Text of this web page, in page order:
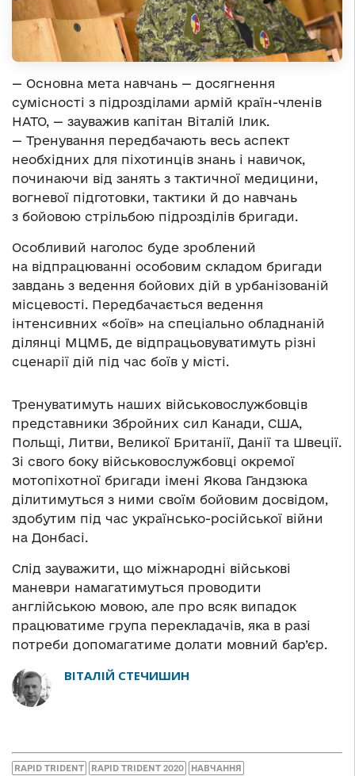
— Основна мета навчань — досягнення
сумісності з підрозділами армій країн-членів
НАТО, — зауважив капітан Віталій Ілик.
— Тренування передбачають весь аспект
необхідних для піхотинців знань і навичок,
починаючи від занять з тактичної медицини,
вогневої підготовки, тактики й до навчань
з бойовою стрільбою підрозділів бригади.
Особливий наголос буде зроблений
на відпрацюванні особовим складом бригади
завдань з ведення бойових дій в урбанізованій
місцевості. Передбачається ведення
інтенсивних «боїв» на спеціально обладнаній
ділянці МЦМБ, де відпрацьовуватимуть різні
сценарії дій під час боїв у місті.
Тренуватимуть наших військовослужбовців
представники Збройних сил Канади, США,
Польщі, Литви, Великої Британії, Данії та Швеції.
Зі свого боку військовослужбовці окремої
мотопіхотної бригади імені Якова Гандзюка
ділитимуться з ними своїм бойовим досвідом,
здобутим під час українсько-російської війни
на Донбасі.
Слід зауважити, що міжнародні військові
маневри намагатимуться проводити
англійською мовою, але про всяк випадок
працюватиме група перекладачів, яка в разі
потреби допомагатиме долати мовний бар’єр.
ВІТАЛІЙ СТЕЧИШИН
RAPID TRIDENT RAPID TRIDENT 2020 НАВЧАННЯ